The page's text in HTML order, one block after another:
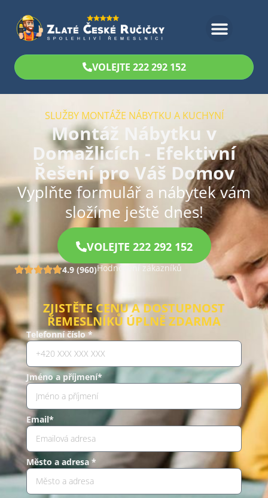
VOLEJTE 222 292 152
SLUŽBY MONTÁŽE NÁBYTKU A KUCHYNÍ
Montáž Nábytku v
Domažlicích - Efektivní
Řešení pro Váš Domov
Vyplňte formulář a nábytek vám
složíme ještě dnes!
VOLEJTE 222 292 152
4.9 (960)Hodnocení zákazníků
ZJISTĚTE CENU A DOSTUPNOST
ŘEMESLNÍKŮ ÚPLNĚ ZDARMA
Telefonní číslo *
Jméno a příjmení*
Email*
Město a adresa *